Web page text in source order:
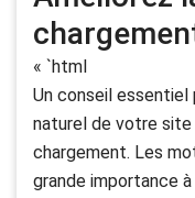
« `html
Un conseil
naturel de votre site
chargement. Les
grande importance